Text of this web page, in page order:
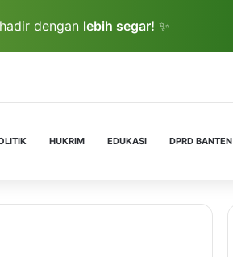
dengan lebih segar! ✨
HUKRIM EDUKASI DPRD BANTEN